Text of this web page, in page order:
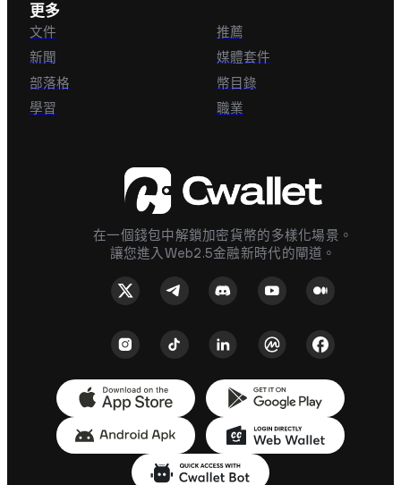
在一個錢包中解鎖加密貨幣的多樣化場景。
讓您進入Web2.5金融新時代的閘道。
更多
文件
新聞
部落格
學習
推薦
媒體套件
幣目錄
職業